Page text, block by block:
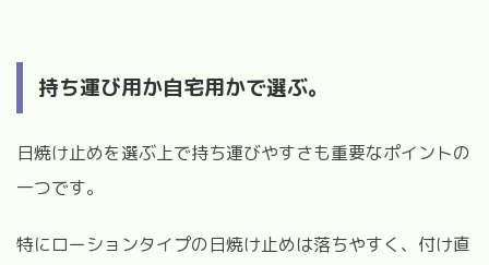
持ち運び用か自宅用かで選ぶ。
日焼け止めを選ぶ上で持ち運びやすさも重要なポイントの
一つです。
特にローションタイプの日焼け止めは落ちやすく、付け直